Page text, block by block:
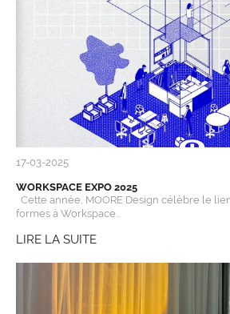
17-03-2025
WORKSPACE EXPO 2025
Cette année, MOORE Design célèbre le
formes à Workspace...
LIRE LA SUITE